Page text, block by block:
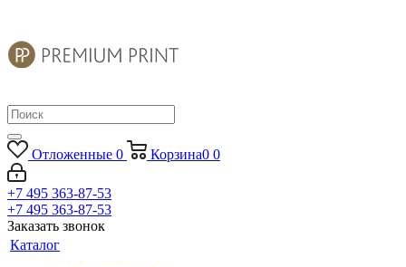
Отложенные 0 Корзина0 0
+7 495 363-87-53
+7 495 363-87-53
Заказать звонок
Каталог